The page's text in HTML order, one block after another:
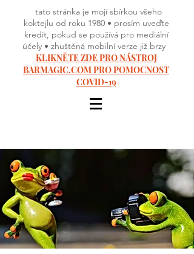
tato stránka je mojí sbírkou všeho
koktejlu od roku 1980 • prosím uveďte
kredit, pokud se používá pro mediální
účely • zhuštěná mobilní verze již brzy
KLIKNĚTE ZDE PRO NÁSTROJ
BARMAGIC.COM PRO POMOCNOST
COVID-19